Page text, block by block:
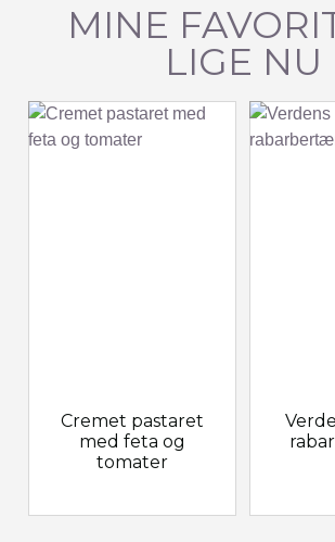
MINE
LIGE NU
Cremet pastaret
med feta og
tomater